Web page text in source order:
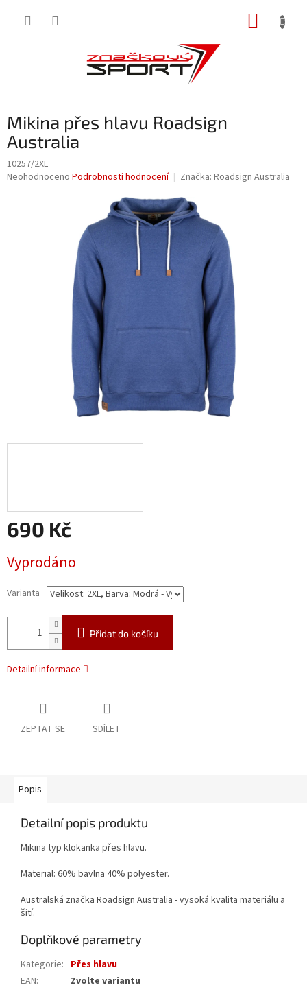
Mikina přes hlavu Roadsign
Australia
10257/2XL
Průměrné
Neohodnoceno Podrobnosti hodnocení Značka: Roadsign Australia
690 Kč
cena:
Vyprodáno
Varianta
Přidat do košíku
Detailní informace
ZEPTAT SE SDÍLET
Popis
Detailní popis produktu
Mikina typ klokanka přes hlavu.
Material: 60% bavlna 40% polyester.
Australská značka Roadsign Australia - vysoká kvalita materiálu a
šití.
Doplňkové parametry
Kategorie: Přes hlavu
EAN: Zvolte variantu